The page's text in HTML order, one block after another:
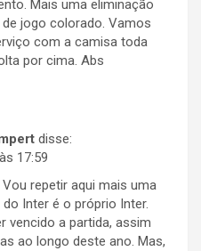
Mais uma eliminação
jogo colorado. Vamos
com a camisa toda
por cima. Abs
disse:
17:59
repetir aqui mais uma
Inter é o próprio Inter.
vencido a partida, assim
ao longo deste ano. Mas,